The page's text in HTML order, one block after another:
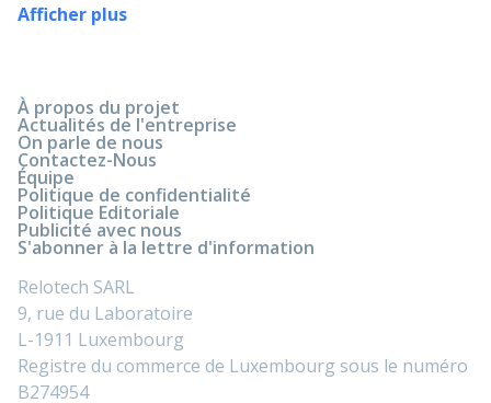
Afficher plus
À propos du projet
Actualités de l'entreprise
On parle de nous
Contactez-Nous
Équipe
Politique de confidentialité
Politique Editoriale
Publicité avec nous
S'abonner à la lettre d'information
Relotech SARL
9, rue du Laboratoire
L-1911 Luxembourg
Registre du commerce de Luxembourg sous le numéro
B274954